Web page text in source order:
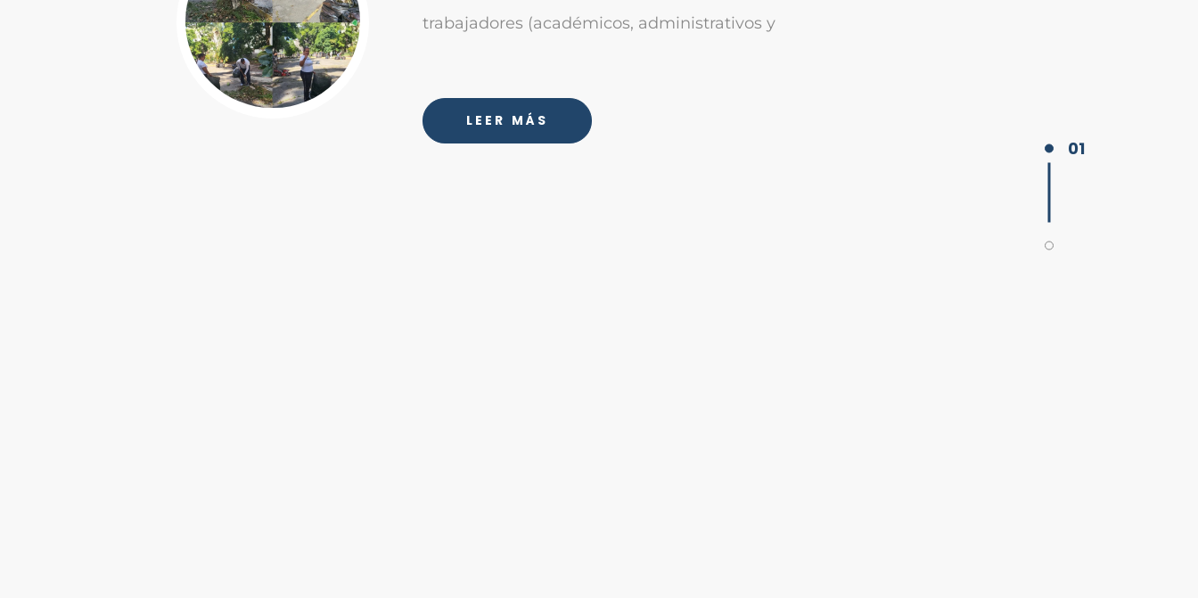
trabajadores (académicos, administrativos y
LEER MÁS